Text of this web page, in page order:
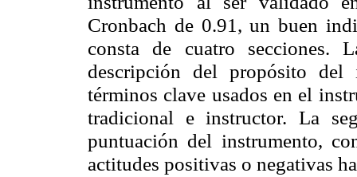
Cronbach de 0.91, un buen
consta de cuatro secciones.
descripción del propósito
términos clave usados en el
tradicional e instructor. La
puntuación del instrumento,
actitudes positivas o negativas